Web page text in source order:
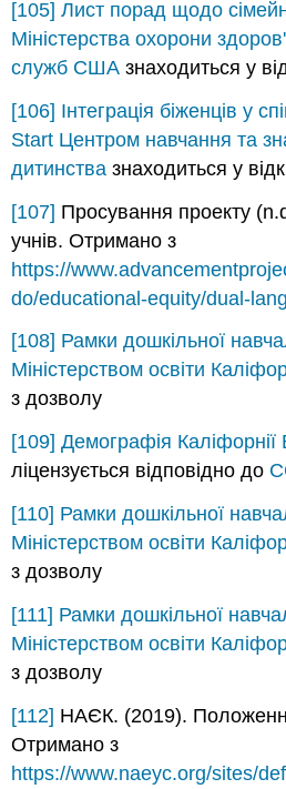
[105] Лист порад щодо
Міністерства охорони
служб США знаходиться у
[106] Інтеграція біженців у
Start Центром навчання та
дитинства знаходиться у
[107] Просування проекту
учнів. Отримано з
https://
do/educational-equity/dual-
[108] Рамки дошкільної
Міністерством освіти
з дозволу
[109] Демографія Каліфорнії
ліцензується відповідно до
[110] Рамки дошкільної
Міністерством освіти
з дозволу
[111] Рамки дошкільної
Міністерством освіти
з дозволу
[112] НАЄК. (2019).
Отримано з
https://www.naeyc.org/sites/